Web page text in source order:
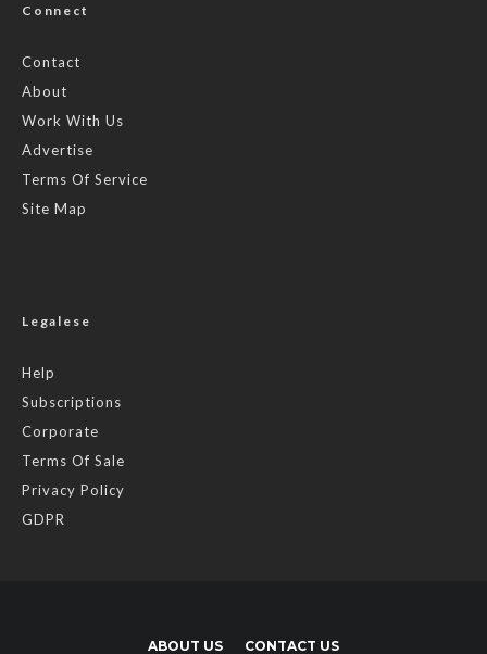
Connect
Contact
About
Work With Us
Advertise
Terms Of Service
Site Map
Legalese
Help
Subscriptions
Corporate
Terms Of Sale
Privacy Policy
GDPR
ABOUT US CONTACT US